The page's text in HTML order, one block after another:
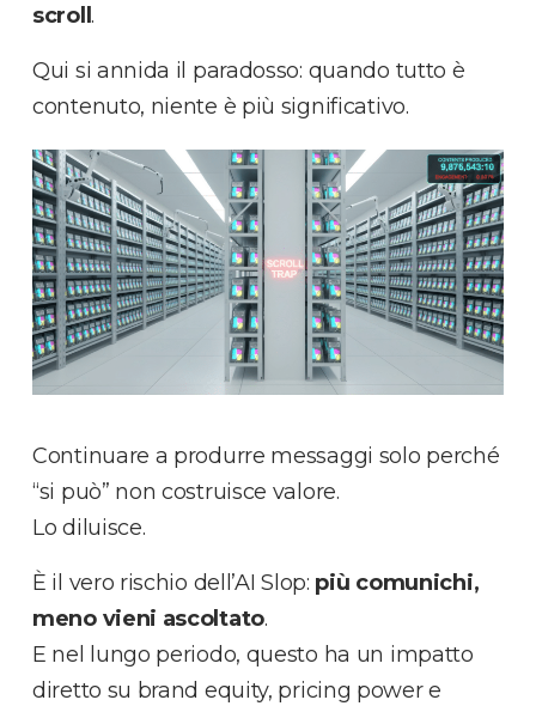
scroll .
Qui si annida il paradosso: quando tutto è
contenuto, niente è più significativo.
Continuare a produrre messaggi solo perché
“si può” non costruisce valore.
Lo diluisce.
È il vero rischio dell’AI Slop: più comunichi,
meno vieni ascoltato.
E nel lungo periodo, questo ha un impatto
diretto su brand equity, pricing power e